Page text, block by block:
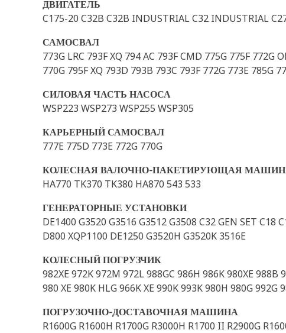
ДВИГАТЕЛЬ
C175-20 C32B C32B INDUSTRIAL C32 INDUSTRIAL
САМОСВАЛ
773G LRC 793F XQ 794 AC 793F CMD 775G 775F
770G 795F XQ 793D 793B 793C 793F 772G 773E 785G
СИЛОВАЯ ЧАСТЬ НАСОСА
WSP223 WSP273 WSP255 WSP305
КАРЬЕРНЫЙ САМОСВАЛ
777E 775D 773E 772G 770G
КОЛЕСНАЯ ВАЛОЧНО-ПАКЕТИРУЮЩАЯ
HA770 TK370 TK380 HA870 543 533
ГЕНЕРАТОРНЫЕ УСТАНОВКИ
DE1400 G3520 G3516 G3512 G3508 C32 GEN SET C18
D800 XQP1100 DE1250 G3520H G3520K 3516E
КОЛЕСНЫЙ ПОГРУЗЧИК
982XE 972K 972M 972L 988GC 986H 986K 980XE
980 XE 980K HLG 966K XE 990K 993K 980H 980G 992G
ПОГРУЗОЧНО-ДОСТАВОЧНАЯ МАШИНА
R1600G R1600H R1700G R3000H R1700 II R2900G